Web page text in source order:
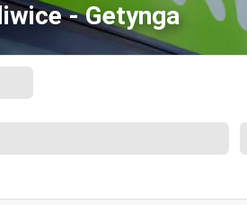
- Getynga